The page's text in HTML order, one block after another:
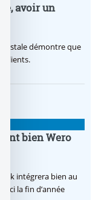
avoir un
Postale démontre que
clients.
bien Wero
intégrera bien au
la fin d’année